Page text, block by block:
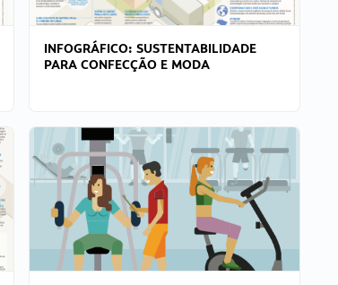
INFOGRÁFICO: SUSTENTABILIDADE
PARA CONFECÇÃO E MODA